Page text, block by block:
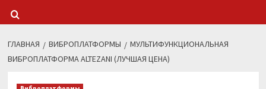
ГЛАВНАЯ ВИБРОПЛАТФОРМЫ
МУЛЬТИФУНКЦИОНАЛЬНАЯ
ВИБРОПЛАТФОРМА ALTEZANI (ЛУЧШАЯ ЦЕНА)